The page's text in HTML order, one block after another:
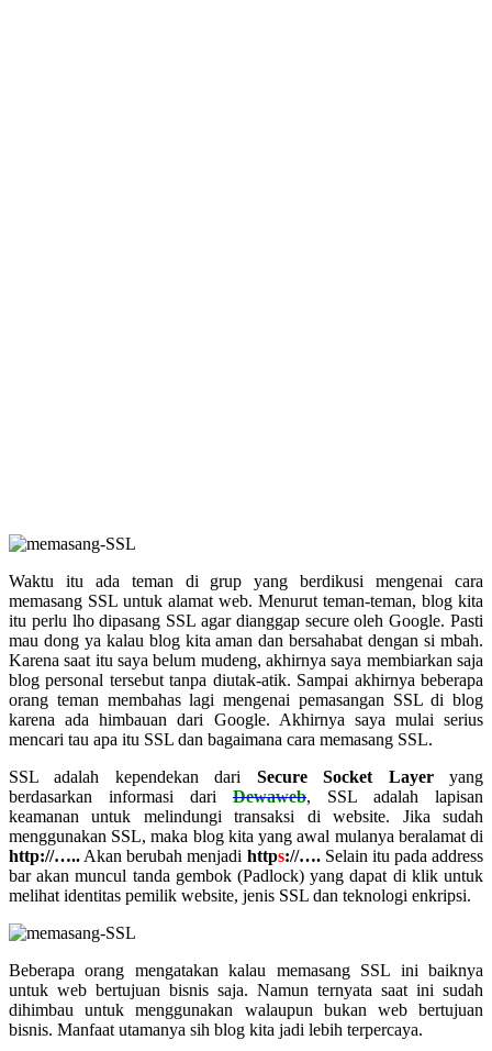
Waktu itu ada teman di grup yang berdikusi mengenai cara
memasang SSL untuk alamat web. Menurut teman-teman, blog kita
itu perlu lho dipasang SSL agar dianggap secure oleh Google. Pasti
mau dong ya kalau blog kita aman dan bersahabat dengan si mbah.
Karena saat itu saya belum mudeng, akhirnya saya membiarkan saja
blog personal tersebut tanpa diutak-atik. Sampai akhirnya beberapa
orang teman membahas lagi mengenai pemasangan SSL di blog
karena ada himbauan dari Google. Akhirnya saya mulai serius
mencari tau apa itu SSL dan bagaimana cara memasang SSL.
SSL adalah kependekan dari Secure Socket Layeryang
berdasarkan informasi dari Dewaweb, SSL adalah lapisan
keamanan untuk melindungi transaksi di website. Jika sudah
menggunakan SSL, maka blog kita yang awal mulanya beralamat di
http://….. Akan berubah menjadi https://….Selain itu pada address
bar akan muncul tanda gembok (Padlock) yang dapat di klik untuk
melihat identitas pemilik website, jenis SSL dan teknologi enkripsi.
Beberapa orang mengatakan kalau memasang SSL ini baiknya
untuk web bertujuan bisnis saja. Namun ternyata saat ini sudah
dihimbau untuk menggunakan walaupun bukan web bertujuan
bisnis. Manfaat utamanya sih blog kita jadi lebih terpercaya.